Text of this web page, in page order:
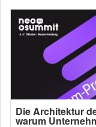
Die Architektur
warum